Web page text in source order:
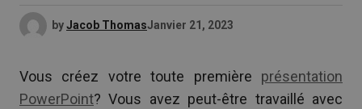
byJacob ThomasJanvier 21, 2023
Vous créez votre toute première présentation
PowerPoint? Vous avez peut-être travaillé avec